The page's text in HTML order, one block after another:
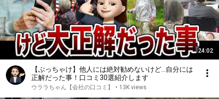
24:02
【ぶっちゃけ】他人には絶対勧めないけど…自分には
正解だった事！口コミ30選紹介します
ウララちゃん【会社の口コミ】 • 13K views